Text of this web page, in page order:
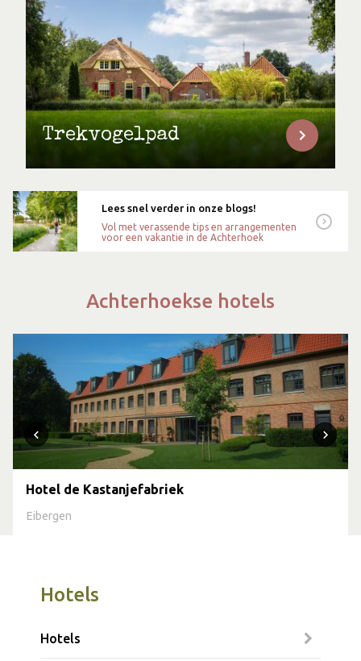
Trekvogelpad
Lees snel verder in onze blogs!
Vol met verassende tips en arrangementen
voor een vakantie in de Achterhoek
Achterhoekse hotels
Hotel de Kastanjefabriek
Eibergen
Hotels
Hotels